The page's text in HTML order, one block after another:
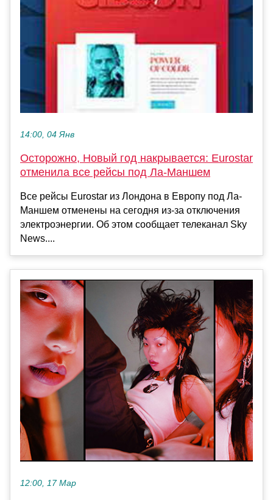
14:00, 04 Янв
Осторожно, Новый год накрывается: Eurostar
отменила все рейсы под Ла-Маншем
Все рейсы Eurostar из Лондона в Европу под Ла-
Маншем отменены на сегодня из-за отключения
электроэнергии. Об этом сообщает телеканал Sky
News....
12:00, 17 Мар